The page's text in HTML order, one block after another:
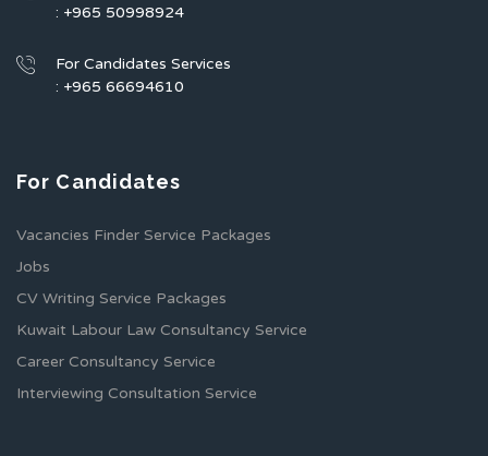
: +965 50998924
For Candidates Services
: +965 66694610
For Candidates
Vacancies Finder Service Packages
Jobs
CV Writing Service Packages
Kuwait Labour Law Consultancy Service
Career Consultancy Service
Interviewing Consultation Service